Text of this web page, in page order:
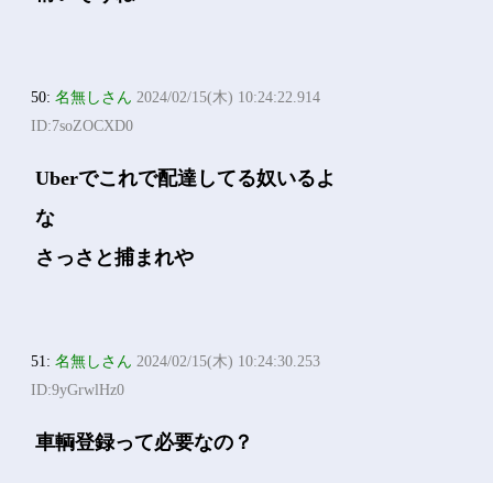
50:名無しさん 2024/02/15(木) 10:24:22.914
ID:7soZOCXD0
Uberでこれで配達してる奴いるよ
な
さっさと捕まれや
51:名無しさん 2024/02/15(木) 10:24:30.253
ID:9yGrwlHz0
車輌登録って必要なの？